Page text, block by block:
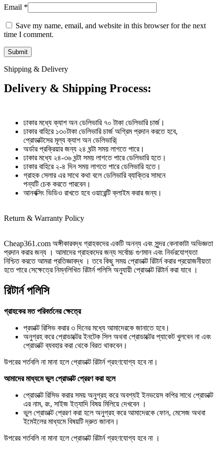
Email *
Save my name, email, and website in this browser for the next
time I comment.
Shipping & Delivery
Delivery & Shipping Process:
ঢাকার মধ্যে ক্যাশ অন ডেলিভারি ৭০ টাকা ডেলিভারি চার্জ।
ঢাকার বাহিরে ১৩০টাকা ডেলিভারি চার্জ অগ্রিম প্রদান করতে হবে,
প্রোডাক্টসের মূল্য ক্যাশ অন ডেলিভারি|
অর্ডার প্রক্রিয়ার জন্য ২৪ ঘন্টা সময় লাগতে পারে।
ঢাকার মধ্যে ২৪-৩৬ ঘন্টা সময় লাগতে পারে ডেলিভারি হতে।
ঢাকার বাহিরে ২-৪ দিন সময় লাগতে পারে ডেলিভারি হতে।
গ্রাহক সেলার এর সাথে কথা বলে ডেলিভারি ব্যাক্তির সামনে
পন্যটি চেক করতে পারবেন।
আনবক্সিং ভিডিও রাখতে হবে ওয়ারেন্টি ক্লাইম করার জন্য।
Return & Warranty Policy
Cheap361.com অঙ্গীকারবদ্ধ গ্রাহকদের একটি অনন্য এবং সুন্দর কেনাকাটা অভিজ্ঞতা
প্রদান করার জন্য । আমাদের গ্রাহকদের জন্য সর্বোচ্চ গুণমান এবং নির্ভরযোগ্যতা
নিশ্চিত করতে আমরা প্রতিজ্ঞাবদ্ধ । তবে কিছু সময় প্রোডাক্ট রিটার্ন করার প্রয়োজনীয়তা
হতে পারে সেক্ষেত্রে নিম্নলিখিত রিটার্ন পলিসি অনুযায়ী প্রোডাক্ট রিটার্ন করা যাবে ।
রিটার্ন পলিসি
গ্রাহকের মত পরিবর্তনের ক্ষেত্রে
প্রডাক্ট রিসিভ করার ৩ দিনের মধ্যে আমাদেরকে জানাতে হবে।
অনুগ্রহ করে প্রোডাক্টের ইনটেক সিল অথবা প্রোডাক্টের প্যাকেট খুলবেন না এবং
প্রোডাক্ট ব্যবহার করা থেকে বিরত থাকবেন।
উপরের শর্তবলি না মানা হলে প্রোডাক্ট রিটার্ন গ্রহণযোগ্য হবে না।
আমাদের মাধ্যমে ভুল প্রোডাক্ট প্রেরণ করা হলে
প্রোডাক্ট রিসিভ করার সময় অনুগ্রহ করে অবশ্যই ইনভয়েস কপির সাথে প্রোডাক্ট
এর নাম, রং, সাইজ ইত্যাদি বিষয় মিলিয়ে দেখবেন ।
ভুল প্রোডাক্ট প্রেরণ করা হলে অনুগ্রহ করে আমাদেরকে ফোন, মেসেজ অথবা
ইমেইলের মাধ্যমে বিষয়টি দ্রুত জানান।
উপরের শর্তবলি না মানা হলে প্রোডাক্ট রিটার্ন গ্রহণযোগ্য হবে না ।